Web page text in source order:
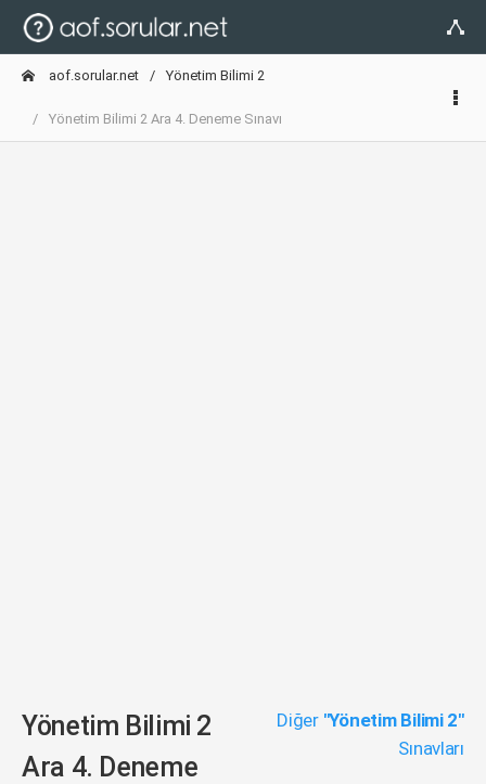
aof.sorular.net Yönetim Bilimi 2
Yönetim Bilimi 2 Ara 4. Deneme Sınavı
Yönetim Bilimi 2
Ara 4. Deneme
Diğer "Yönetim Bilimi 2"
Sınavları